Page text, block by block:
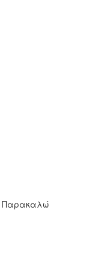
Παρακαλώ